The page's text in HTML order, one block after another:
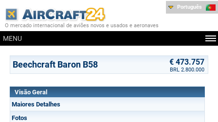
O mercado internacional de aviões novos e usados e aeronaves
MENU
Português
Beechcraft Baron B58 € 473.757
BRL 2.800.000
Visão Geral
Maiores Detalhes
Fotos